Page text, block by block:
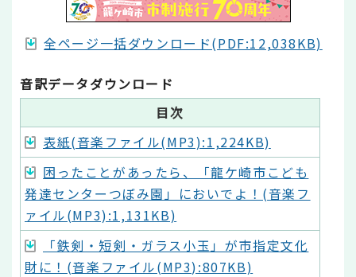
全ページ一括ダウンロード(PDF:12,038KB)
音訳データダウンロード
目次
表紙(音楽ファイル(MP3):1,224KB)
困ったことがあったら、「龍ケ崎市こども
発達センターつぼみ園」においでよ！(音楽フ
ァイル(MP3):1,131KB)
「鉄剣・短剣・ガラス小玉」が市指定文化
財に！(音楽ファイル(MP3):807KB)